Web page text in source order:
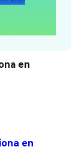
en
en